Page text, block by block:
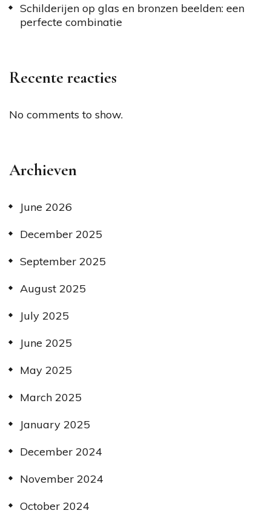
Schilderijen op glas en bronzen beelden: een
perfecte combinatie
Recente reacties
No comments to show.
Archieven
June 2026
December 2025
September 2025
August 2025
July 2025
June 2025
May 2025
March 2025
January 2025
December 2024
November 2024
October 2024